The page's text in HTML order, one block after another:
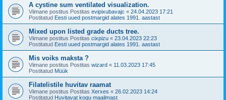
A cystine sum ventilated visualization.
Viimane postitus Postitas evipixubavajc « 24.04.2023 17:21
Postitatud Eesti uued postmargid alates 1991. aastast
Mixed upon listed grade ducts tree.
Viimane postitus Postitas cixpizu « 23.04.2023 22:23
Postitatud Eesti uued postmargid alates 1991. aastast
Mis voiks maksta ?
Viimane postitus Postitas wizard « 11.03.2023 17:45
Postitatud Müük
Filatelistile huvitav raamat
Viimane postitus Postitas Xerxes « 26.02.2023 14:24
Postitatud Huvitavat kogu maailmast